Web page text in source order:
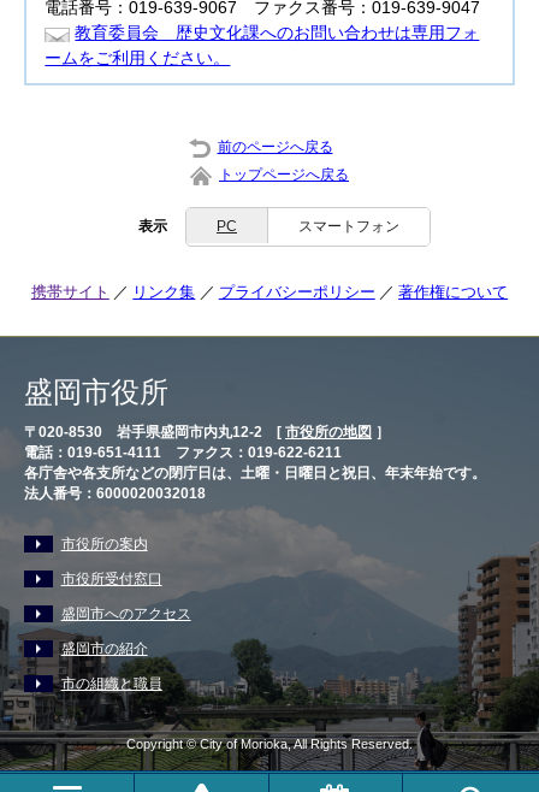
電話番号：019-639-9067 ファクス番号：019-639-9047
教育委員会 歴史文化課へのお問い合わせは専用フォ
ームをご利用ください。
前のページへ戻る
トップページへ戻る
表示 PC スマートフォン
携帯サイト リンク集 プライバシーポリシー 著作権について
盛岡市役所
〒020-8530 岩手県盛岡市内丸12-2 [ 市役所の地図 ］
電話：019-651-4111 ファクス：019-622-6211
各庁舎や各支所などの閉庁日は、土曜・日曜日と祝日、年末年始です。
法人番号：6000020032018
市役所の案内
市役所受付窓口
盛岡市へのアクセス
盛岡市の紹介
市の組織と職員
Copyright © City of Morioka, All Rights Reserved.